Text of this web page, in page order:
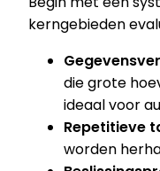
kerngebieden
die grote
ideaal voor
Repetitieve
worden